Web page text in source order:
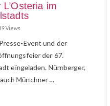
im
Views
Event und der
der 67.
eingeladen. Nürnberger,
Münchner …